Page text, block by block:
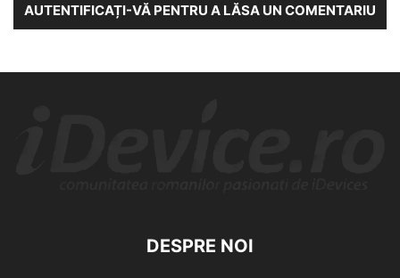
AUTENTIFICAȚI-VĂ PENTRU A LĂSA UN COMENTARIU
DESPRE NOI